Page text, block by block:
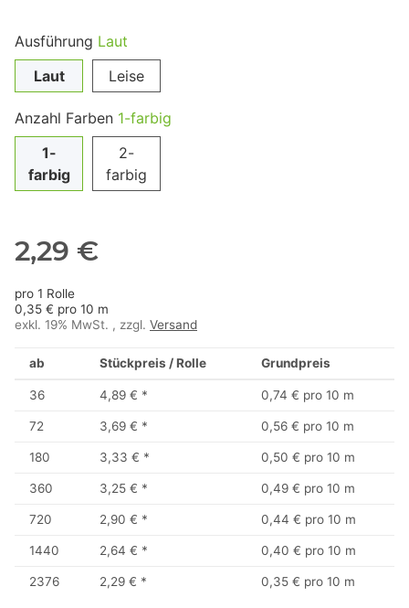
Ausführung Laut
Laut
Leise
Anzahl Farben 1-farbig
1-
farbig
2-
farbig
2,29 €
pro 1 Rolle
0,35 € pro 10 m
exkl. 19% MwSt. , zzgl. Versand
ab Stückpreis / Rolle Grundpreis
36 4,89 € * 0,74 € pro 10 m
72 3,69 € * 0,56 € pro 10 m
180 3,33 € * 0,50 € pro 10 m
360 3,25 € * 0,49 € pro 10 m
720 2,90 € * 0,44 € pro 10 m
1440 2,64 € * 0,40 € pro 10 m
2376 2,29 € * 0,35 € pro 10 m